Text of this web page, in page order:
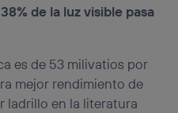
de la luz visible pasa
es de 53 milivatios por
mejor rendimiento de
ladrillo en la literatura